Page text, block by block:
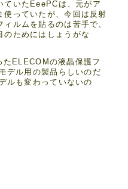
ていたEeePCは、元がア
使っていたが、今回は反射
ルムを貼るのは苦手で、
のためにはしょうがな
ELECOMの液晶保護フ
デル用の製品らしいのだ
ルも変わっていないの